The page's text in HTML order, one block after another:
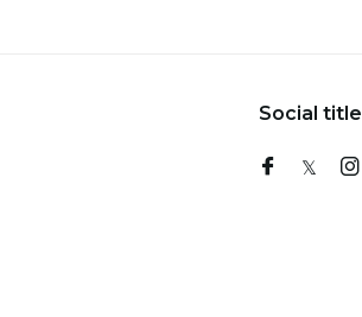
Social title